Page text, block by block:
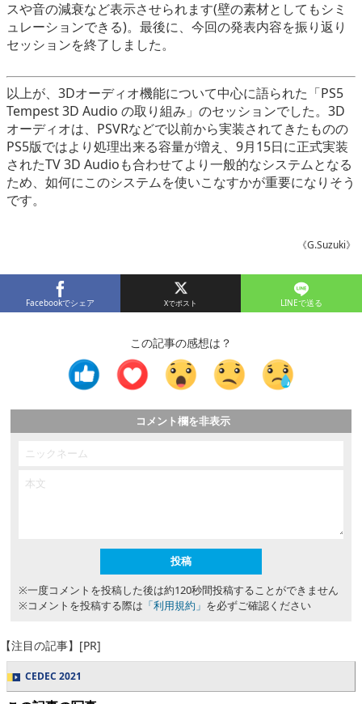
スや音の減衰など表示させられます(壁の素材としてもシミ
ュレーションできる)。最後に、今回の発表内容を振り返り
セッションを終了しました。
以上が、3Dオーディオ機能について中心に語られた「PS5
Tempest 3D Audio の取り組み」のセッションでした。3D
オーディオは、PSVRなどで以前から実装されてきたものの
PS5版ではより処理出来る容量が増え、9月15日に正式実装
されたTV 3D Audioも合わせてより一般的なシステムとなる
ため、如何にこのシステムを使いこなすかが重要になりそう
です。
《G.Suzuki》
Facebookでシェア LINEで送る
この記事の感想は？
コメント欄を非表示
※一度コメントを投稿した後は約120秒間投稿することができません
※コメントを投稿する際は 「利用規約」 を必ずご確認ください
【注目の記事】[PR]
CEDEC 2021